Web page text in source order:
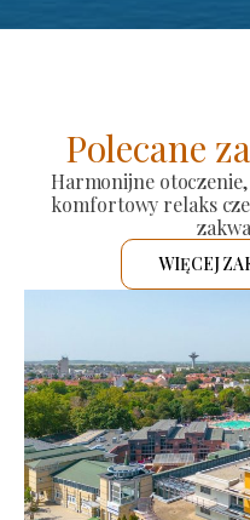
Polecane
Harmonijne
komfortowy relaks
WIĘCEJ